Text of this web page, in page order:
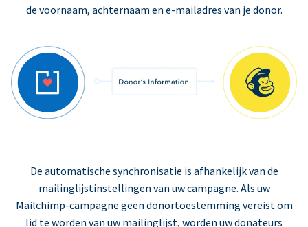
de voornaam, achternaam en e-mailadres van je donor.
De automatische synchronisatie is afhankelijk van de
mailinglijstinstellingen van uw campagne. Als uw
Mailchimp-campagne geen donortoestemming vereist om
lid te worden van uw mailinglijst, worden uw donateurs